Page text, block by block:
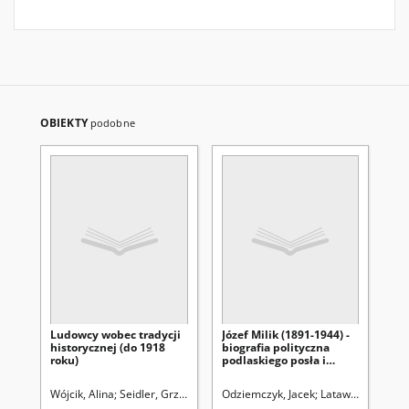
OBIEKTY podobne
Ludowcy wobec tradycji
historycznej (do 1918
roku)
Wójcik, Alina Seidler, Grzegorz Leopold (1913-1924). Red.
Józef Milik (1891-1944) -
biografia polityczna
podlaskiego posła i
Odziemczyk, Jacek Latawiec,